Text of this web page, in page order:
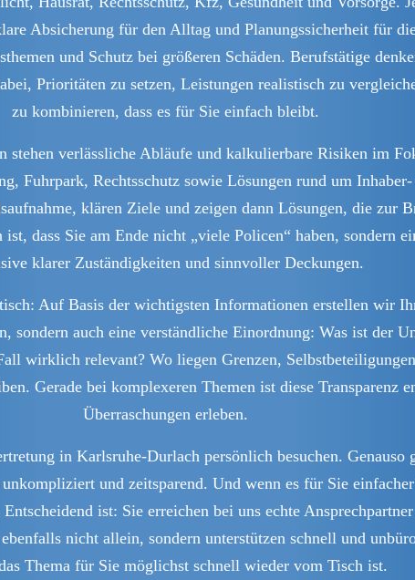
Absicherung für den Alltag und Planungssicherheit für
und Schutz bei größeren Schäden. Berufstätige
Prioritäten zu setzen, Leistungen realistisch zu
zu kombinieren, dass es für Sie einfach bleibt.
stehen verlässliche Abläufe und kalkulierbare Risiken im
Fuhrpark, Rechtsschutz sowie Lösungen rund um
klären Ziele und zeigen dann Lösungen, die zur
ist, dass Sie am Ende nicht „viele Policen“ haben, sondern
klarer Zuständigkeiten und sinnvoller Deckungen.
Auf Basis der wichtigsten Informationen erstellen wir
sondern auch eine verständliche Einordnung: Was ist der
wirklich relevant? Wo liegen Grenzen,
Gerade bei komplexeren Themen ist diese Transparenz
Überraschungen erleben.
in Karlsruhe-Durlach persönlich besuchen.
und zeitsparend. Und wenn es für Sie
ist: Sie erreichen bei uns echte
nicht allein, sondern unterstützen schnell und
Thema für Sie möglichst schnell wieder vom Tisch ist.